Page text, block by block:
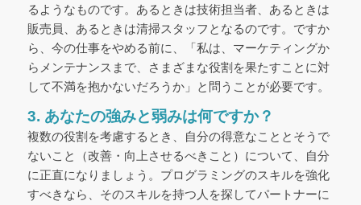
るようなものです。あるときは技術担当者、あるときは
販売員、あるときは清掃スタッフとなるのです。ですか
ら、今の仕事をやめる前に、「私は、マーケティングか
らメンテナンスまで、さまざまな役割を果たすことに対
して不満を抱かないだろうか」と問うことが必要です。
3. あなたの強みと弱みは何ですか？
複数の役割を考慮するとき、自分の得意なこととそうで
ないこと（改善・向上させるべきこと）について、自分
に正直になりましょう。プログラミングのスキルを強化
すべきなら、そのスキルを持つ人を探してパートナーに